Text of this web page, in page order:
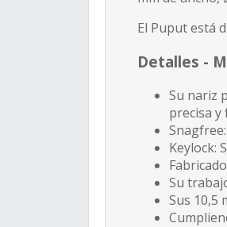
El Puput está
Detalles -
Su nariz
precisa y
Keylock:
Su
Sus 10,5